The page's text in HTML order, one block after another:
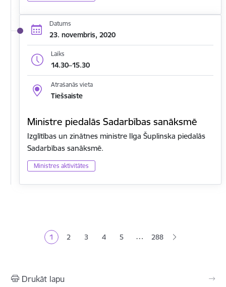
Datums
23. novembris, 2020
Laiks
14.30–15.30
Atrašanās vieta
Tiešsaiste
Ministre piedalās Sadarbības sanāksmē
Izglītības un zinātnes ministre Ilga Šuplinska piedalās
Sadarbības sanāksmē.
Ministres aktivitātes
Pašreizējā lapa
1 Lapa
2 Lapa
3 Lapa
4 Lapa
5 … 288
Drukāt lapu